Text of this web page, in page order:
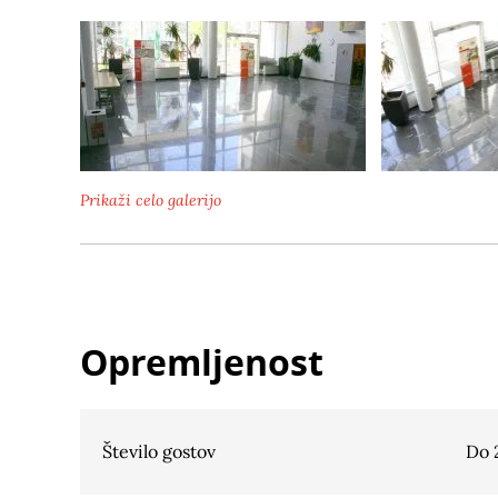
Prikaži celo galerijo
Opremljenost
Število gostov Do